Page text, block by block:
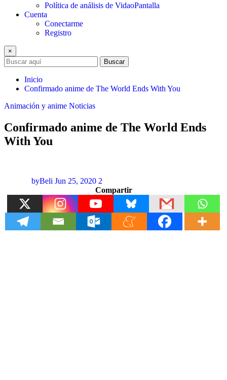
Política de análisis de VidaoPantalla
Cuenta
Conectarme
Registro
×
Buscar
Inicio
Confirmado anime de The World Ends With You
Animación y anime Noticias
Confirmado anime de The World Ends
With You
byBeli Jun 25, 2020 2
Compartir